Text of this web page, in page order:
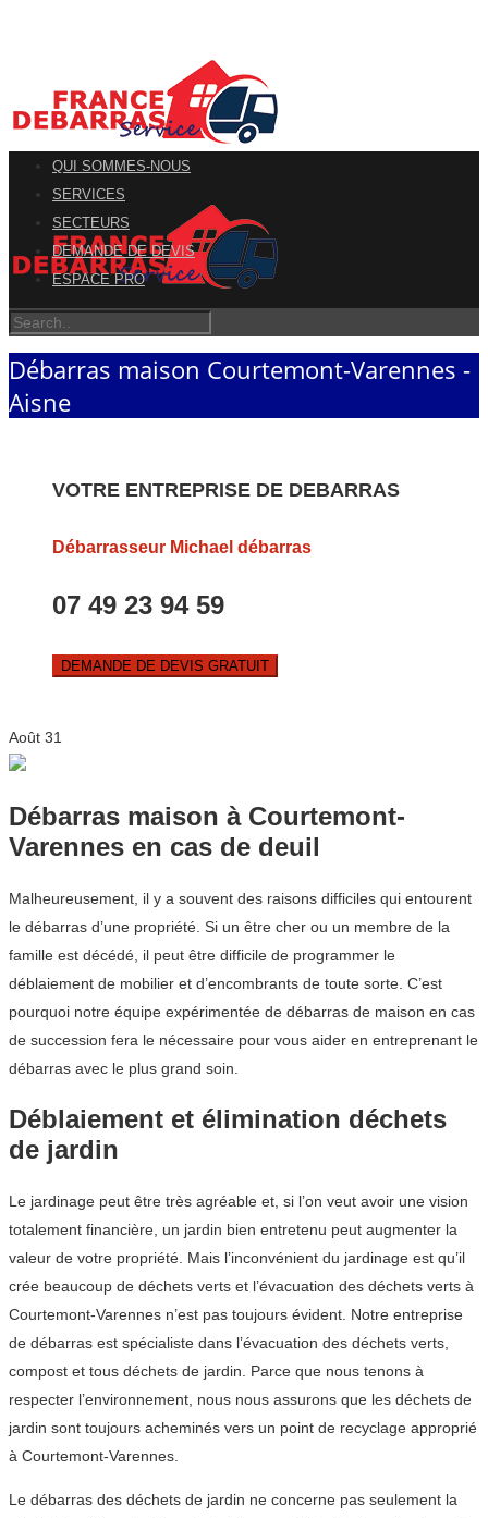
QUI SOMMES-NOUS
SERVICES
SECTEURS
DEMANDE DE DEVIS
ESPACE PRO
Débarras maison Courtemont-Varennes -
Aisne
VOTRE ENTREPRISE DE DEBARRAS
Débarrasseur Michael débarras
07 49 23 94 59
DEMANDE DE DEVIS GRATUIT
Août 31
Débarras maison à Courtemont-
Varennes en cas de deuil
Malheureusement, il y a souvent des raisons difficiles qui entourent
le débarras d’une propriété. Si un être cher ou un membre de la
famille est décédé, il peut être difficile de programmer le
déblaiement de mobilier et d’encombrants de toute sorte. C’est
pourquoi notre équipe expérimentée de débarras de maison en cas
de succession fera le nécessaire pour vous aider en entreprenant le
débarras avec le plus grand soin.
Déblaiement et élimination déchets
de jardin
Le jardinage peut être très agréable et, si l’on veut avoir une vision
totalement financière, un jardin bien entretenu peut augmenter la
valeur de votre propriété. Mais l’inconvénient du jardinage est qu’il
crée beaucoup de déchets verts et l’évacuation des déchets verts à
Courtemont-Varennes n’est pas toujours évident. Notre entreprise
de débarras est spécialiste dans l’évacuation des déchets verts,
compost et tous déchets de jardin. Parce que nous tenons à
respecter l’environnement, nous nous assurons que les déchets de
jardin sont toujours acheminés vers un point de recyclage approprié
à Courtemont-Varennes.
Le débarras des déchets de jardin ne concerne pas seulement la